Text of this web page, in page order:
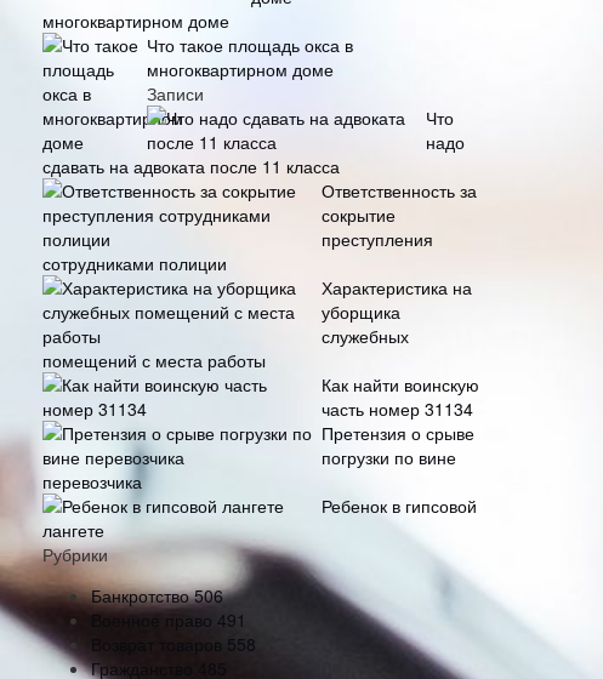
многоквартирном доме
Что такое площадь окса в
многоквартирном доме
Записи
Что
надо
сдавать на адвоката после 11 класса
Ответственность за
сокрытие
преступления
сотрудниками полиции
Характеристика на
уборщика
служебных
помещений с места работы
Как найти воинскую
часть номер 31134
Претензия о срыве
погрузки по вине
перевозчика
Ребенок в гипсовой
лангете
Рубрики
Банкротство506
Военное право 491
Возврат товаров 558
Гражданство